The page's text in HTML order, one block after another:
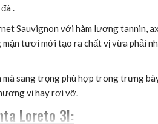
.
Sauvignon với hàm lượng tannin,
tươi mới tạo ra chất vị vừa phải
sang trọng phù hợp trong trưng
vị hay rơi vỡ.
Loreto 3l: